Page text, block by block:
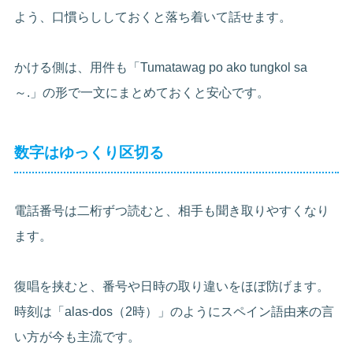
よう、口慣らししておくと落ち着いて話せます。
かける側は、用件も「Tumatawag po ako tungkol sa
～.」の形で一文にまとめておくと安心です。
数字はゆっくり区切る
電話番号は二桁ずつ読むと、相手も聞き取りやすくなり
ます。
復唱を挟むと、番号や日時の取り違いをほぼ防げます。
時刻は「alas-dos（2時）」のようにスペイン語由来の言
い方が今も主流です。